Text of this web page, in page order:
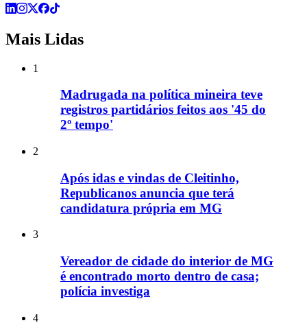
Mais Lidas
1
Madrugada na política mineira teve
registros partidários feitos aos '45 do
2º tempo'
2
Após idas e vindas de Cleitinho,
Republicanos anuncia que terá
candidatura própria em MG
3
Vereador de cidade do interior de MG
é encontrado morto dentro de casa;
polícia investiga
4